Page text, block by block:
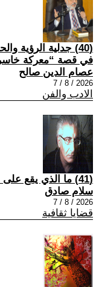
(40) جدلية الرؤية
في قصة “معركة
عصام الدين صالح
2026 / 8 / 7
الادب والفن
(41) ما الذي يقع على عاتق الشعراء
سلام صادق
2026 / 8 / 7
قضايا ثقافية